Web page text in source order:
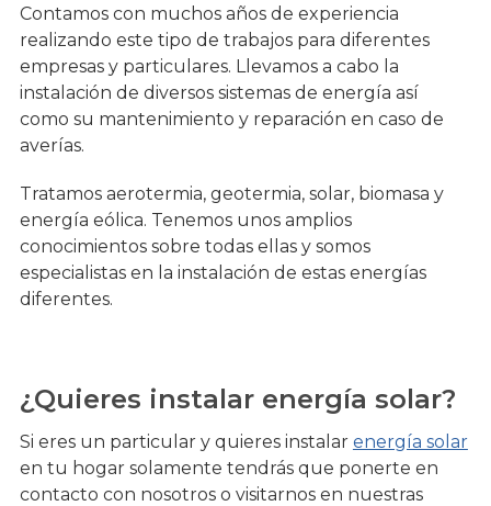
Contamos con muchos años de experiencia
realizando este tipo de trabajos para diferentes
empresas y particulares. Llevamos a cabo la
instalación de diversos sistemas de energía así
como su mantenimiento y reparación en caso de
averías.
Tratamos aerotermia, geotermia, solar, biomasa y
energía eólica. Tenemos unos amplios
conocimientos sobre todas ellas y somos
especialistas en la instalación de estas energías
diferentes.
¿Quieres instalar energía solar?
Si eres un particular y quieres instalar energía solar
en tu hogar solamente tendrás que ponerte en
contacto con nosotros o visitarnos en nuestras